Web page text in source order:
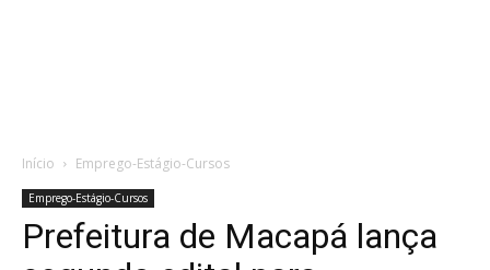
Início Emprego-Estágio-Cursos
Emprego-Estágio-Cursos
Prefeitura de Macapá lança